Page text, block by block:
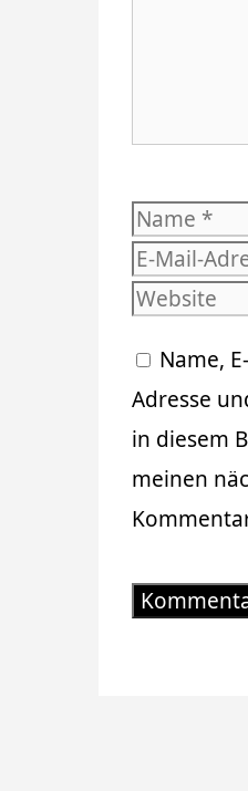
Name
E-
Mail-
Website
Name,
Adresse
in diesem
meinen